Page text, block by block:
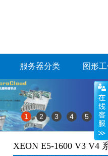
服务器分类 图形
1 2 3 4 5
XEON E5-1600 V3 V4